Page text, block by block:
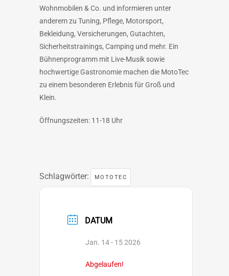
Wohnmobilen & Co. und informieren unter
anderem zu Tuning, Pflege, Motorsport,
Bekleidung, Versicherungen, Gutachten,
Sicherheitstrainings, Camping und mehr. Ein
Bühnenprogramm mit Live-Musik sowie
hochwertige Gastronomie machen die MotoTec
zu einem besonderen Erlebnis für Groß und
Klein.
Öffnungszeiten: 11-18 Uhr
Schlagwörter: MOTOTEC
DATUM
Jan. 14 - 15 2026
Abgelaufen!